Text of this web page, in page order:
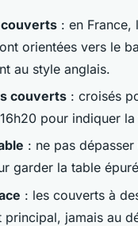
: en France,
orientées vers le
au style anglais.
couverts : croisés
pour indiquer
: ne pas
garder la table
: les couverts à
principal, jamais au